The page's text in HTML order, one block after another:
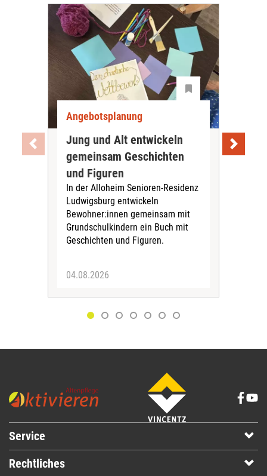
Angebotsplanung
Jung und Alt entwickeln
gemeinsam Geschichten
und Figuren
In der Alloheim Senioren-Residenz
Ludwigsburg entwickeln
Bewohner:innen gemeinsam mit
Grundschulkindern ein Buch mit
Geschichten und Figuren.
04.08.2026
Service
Rechtliches